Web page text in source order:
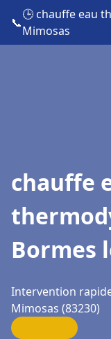
📞
🕒 chauffe eau
Mimosas
chauffe
Bormes
Intervention
Mimosas (83230)